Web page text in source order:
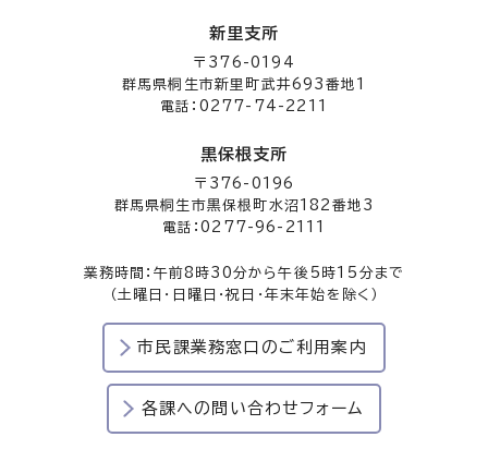
新里支所
〒376-0194
群馬県桐生市新里町武井693番地1
電話：0277-74-2211
黒保根支所
〒376-0196
群馬県桐生市黒保根町水沼182番地3
電話：0277-96-2111
業務時間：午前8時30分から午後5時15分まで
（土曜日・日曜日・祝日・年末年始を除く）
市民課業務窓口のご利用案内
各課への問い合わせフォーム